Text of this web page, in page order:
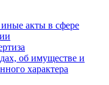
акты в сфере
об имуществе и
характера